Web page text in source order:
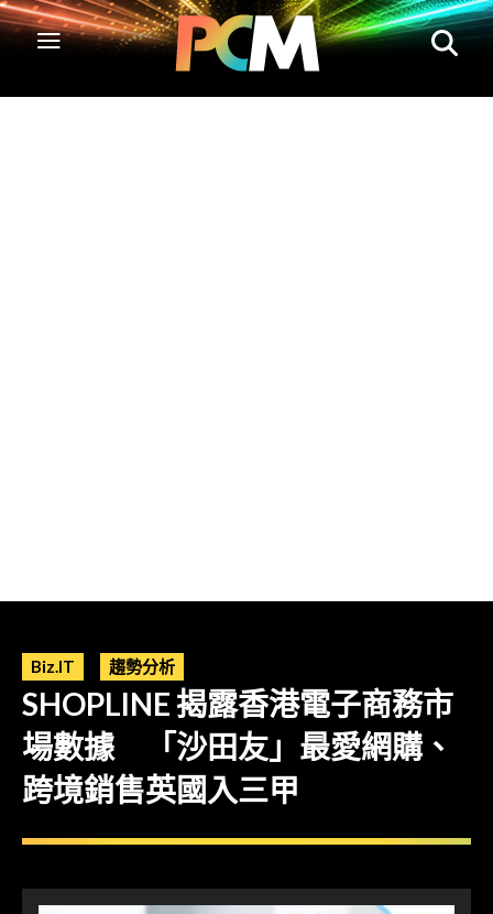
Biz.IT 趨勢分析
SHOPLINE 揭露香港電子商務市
場數據 「沙田友」最愛網購、
跨境銷售英國入三甲